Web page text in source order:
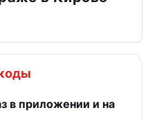
в приложении и на